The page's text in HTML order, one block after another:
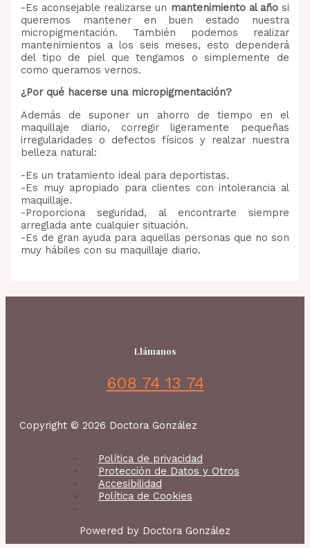
-Es aconsejable realizarse un mantenimiento al añosi
queremos mantener en buen estado nuestra
micropigmentación. También podemos realizar
mantenimientos a los seis meses, esto dependerá
del tipo de piel que tengamos o simplemente de
como queramos vernos.
¿Por qué hacerse una micropigmentación?
Además de suponer un ahorro de tiempo en el
maquillaje diario, corregir ligeramente pequeñas
irregularidades o defectos físicos y realzar nuestra
belleza natural:
-Es un tratamiento ideal para deportistas.
-Es muy apropiado para clientes con intolerancia al
maquillaje.
-Proporciona seguridad, al encontrarte siempre
arreglada ante cualquier situación.
-Es de gran ayuda para aquellas personas que no son
muy hábiles con su maquillaje diario.
Llámanos
608 74 13 74
Copyright © 2026 Doctora González
Política de privacidad
Protección de Datos y Otros
Accesibilidad
Política de Cookies
Powered by Doctora González